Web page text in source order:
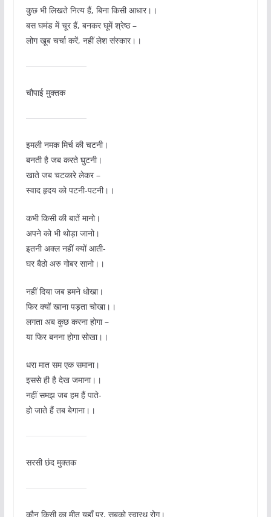
कुछ भी लिखते नित्य हैं, बिना किसी आधार।।
बस घमंड में चूर हैं, बनकर घूमें श्रेष्ठ –
लोग खूब चर्चा करें, नहीं लेश संस्कार।।
चौपाई मुक्तक
इमली नमक मिर्च की चटनी।
बनती है जब करते घुटनी।
खाते जब चटकारे लेकर –
स्वाद हृदय को पटनी-पटनी।।
कभी किसी की बातें मानो।
अपने को भी थोड़ा जानो।
इतनी अक्ल नहीं क्यों आती-
घर बैठो अरु गोबर सानो।।
नहीं दिया जब हमने धोखा।
फिर क्यों खाना पड़ता चोखा।।
लगता अब कुछ करना होगा –
या फिर बनना होगा सोखा।।
धरा मात सम एक समाना।
इससे ही है देख जमाना।।
नहीं समझ जब हम हैं पाते-
हो जाते हैं तब बेगाना।।
सरसी छंद मुक्तक
कौन किसी का मीत यहाँ पर, सबको स्वारथ रोग।